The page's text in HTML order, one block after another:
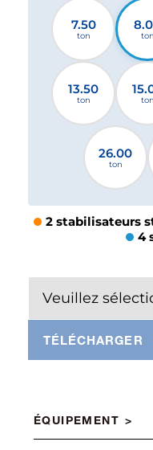
7.50
ton ton
13.50
ton ton
26.00
ton
2 stabilisateurs
4
Veuillez
TÉLÉCHARGER
ÉQUIPEMENT